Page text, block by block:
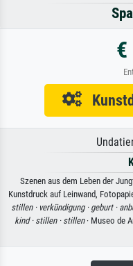
€
Szenen aus dem Leben der
Kunstdruck auf Leinwand,
stillen · verkündigung · geburt ·
kind · stillen · stillen· Museo de